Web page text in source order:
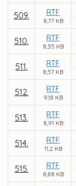
509. RTF
8,77 KB
510. RTF
8,35 KB
511. RTF
8,57 KB
512. RTF
9,18 KB
513. RTF
8,91 KB
514. RTF
11,2 KB
515. RTF
8,88 KB